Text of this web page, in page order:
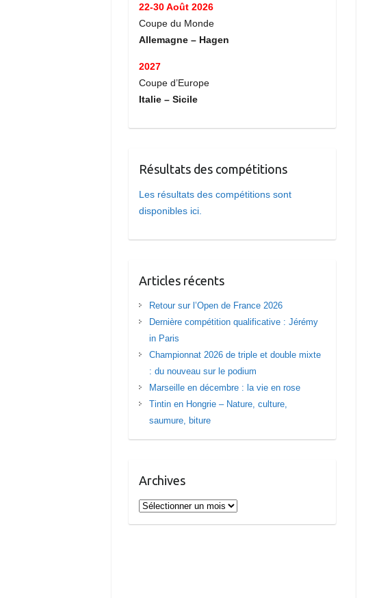
22-30 Août 2026
Coupe du Monde
Allemagne – Hagen
2027
Coupe d’Europe
Italie – Sicile
Résultats des compétitions
Les résultats des compétitions sont
disponibles ici.
Articles récents
Retour sur l’Open de France 2026
Dernière compétition qualificative : Jérémy
in Paris
Championnat 2026 de triple et double mixte
: du nouveau sur le podium
Marseille en décembre : la vie en rose
Tintin en Hongrie – Nature, culture,
saumure, biture
Archives
Archives